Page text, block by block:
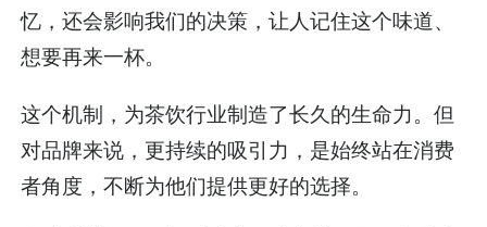
忆，还会影响我们的决策，让人记住这个味道、
想要再来一杯。
这个机制，为茶饮行业制造了长久的生命力。但
对品牌来说，更持续的吸引力，是始终站在消费
者角度，不断为他们提供更好的选择。